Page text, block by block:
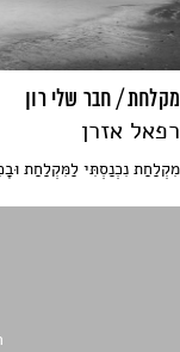
מקלחת / חבר שלי רון
רפאל אזרן
מִקְלַחַת נִכְנַסְתִּי לַמִּקְלַחַת